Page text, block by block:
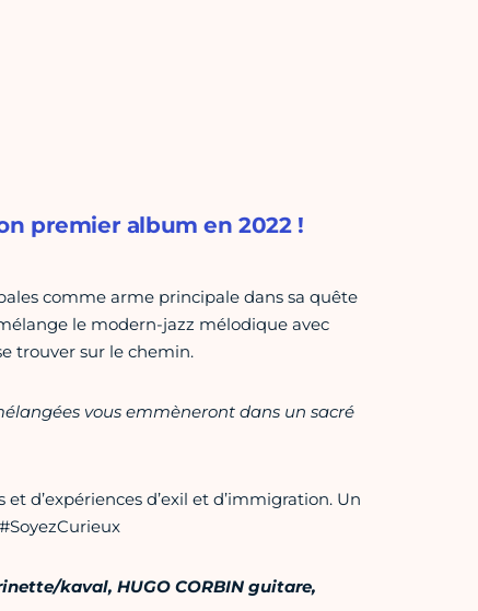
premier album en 2022 !
comme arme principale dans sa quête
le modern-jazz mélodique avec
trouver sur le chemin.
vous emmèneront dans un sacré
d’expériences d’exil et d’immigration. Un
kaval, HUGO CORBIN guitare,